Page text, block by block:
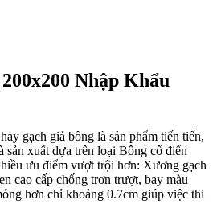
Nhập Khẩu
gạch giả bông là sản phẩm tiến tiến,
xuất dựa trên loại Bông cổ điển
ưu điểm vượt trội hơn: Xương gạch
cao cấp chống trơn trượt, bay màu
hơn chỉ khoảng 0.7cm giúp việc thi